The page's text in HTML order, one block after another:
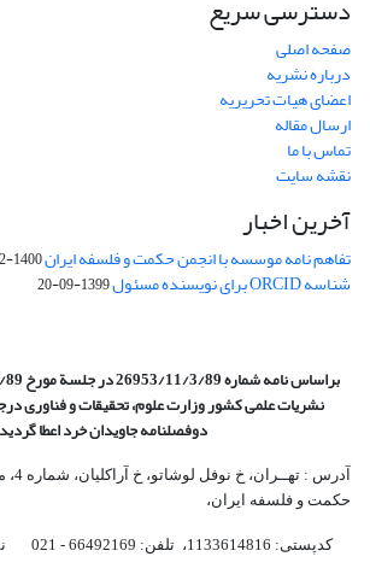
دسترسی سریع
صفحه اصلی
درباره نشریه
اعضای هیات تحریریه
ارسال مقاله
تماس با ما
نقشه سایت
آخرین اخبار
تفاهم نامه موسسه با انجمن حکمت و فلسفه ایران1400-02-21
شناسه ORCID برای نویسنده مسئول 1399-09-20
براساس نامه شماره 26953/11/3/89 در جلسة مورخ 31/6/89 کمیسیون
نشریات علمی کشور وزارت علوم، تحقیقات و فناوری
دوفصلنامه جاویدان خرد اعطا
آدرس :
حکمت و فلسفه ایران،‌
کدپستی: 1133614816، تلفن: 66492169 - 021 نمابر: 66962700 - 021